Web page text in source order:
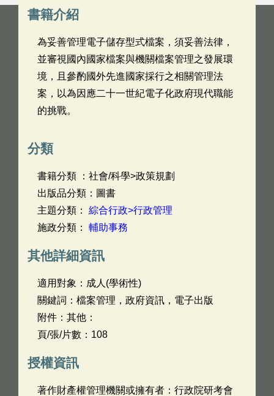
書籍介紹
為妥善管理電子儲存型式檔案，須妥善法律，
並審視國內國家檔案與機關檔案管理之發展環
境，且參酌國外先進國家採行之相關管理法
案，以為因應二十一世紀電子化政府現代職能
的挑戰。
分類
書籍分類 ：社會/科學>政策規劃
出版品分類：圖書
主題分類： 綜合行政>行政管理
施政分類： 輔助事務
其他詳細資訊
適用對象：成人(學術性)
關鍵詞：檔案管理，政府資訊，電子出版
附件：其他：
頁/張/片數：108
授權資訊
著作財產權管理機關或擁有者：行政院研考會